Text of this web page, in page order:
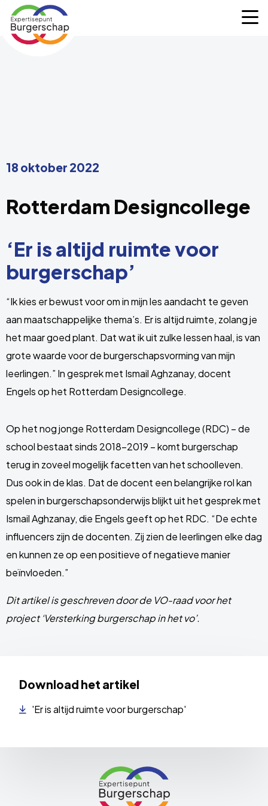
Expertisepunt
Burgerschap
Rotterdam Designcollege
18 oktober 2022
‘Er is altijd ruimte voor
burgerschap’
“Ik kies er bewust voor om in mijn les aandacht te geven
aan maatschappelijke thema’s. Er is altijd ruimte, zolang je
het maar goed plant. Dat wat ik uit zulke lessen haal, is van
grote waarde voor de burgerschapsvorming van mijn
leerlingen.” In gesprek met Ismail Aghzanay, docent
Engels op het Rotterdam Designcollege.
Op het nog jonge Rotterdam Designcollege (RDC) – de
school bestaat sinds 2018-2019 – komt burgerschap
terug in zoveel mogelijk facetten van het schoolleven.
Dus ook in de klas. Dat de docent een belangrijke rol kan
spelen in burgerschapsonderwijs blijkt uit het gesprek met
Ismail Aghzanay, die Engels geeft op het RDC. “De echte
influencers zijn de docenten. Zij zien de leerlingen elke dag
en kunnen ze op een positieve of negatieve manier
beïnvloeden.”
Dit artikel is geschreven door de VO-raad voor het
project ‘Versterking burgerschap in het vo’.
Download het artikel
'Er is altijd ruimte voor burgerschap'